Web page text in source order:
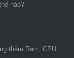
nào?
thêm Ram, CPU